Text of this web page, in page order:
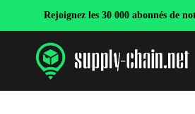
Rejoignez les 30 000 abonnés de